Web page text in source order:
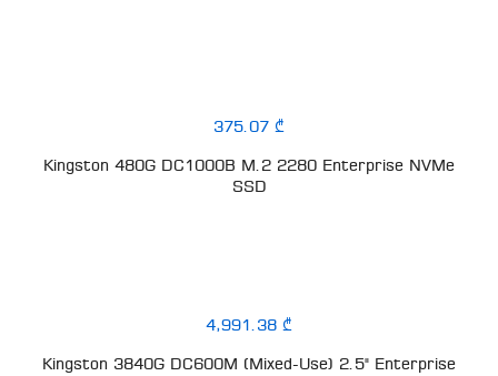
375.07 ₾
Kingston 480G DC1000B M.2 2280 Enterprise NVMe
SSD
4,991.38 ₾
Kingston 3840G DC600M (Mixed-Use) 2.5" Enterprise